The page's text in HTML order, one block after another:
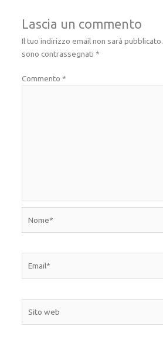
Lascia un commento
Il tuo indirizzo email non sarà pubblicato.
sono contrassegnati *
Commento *
web